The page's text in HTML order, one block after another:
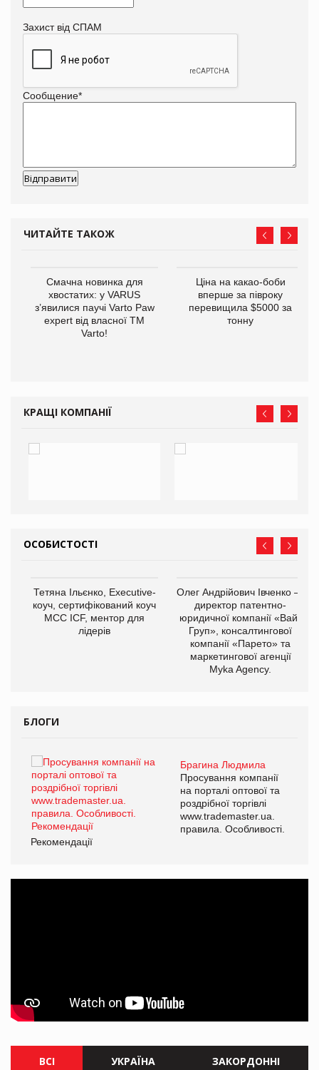
Захист від СПАМ
Сообщение*
ЧИТАЙТЕ ТАКОЖ
Смачна новинка для
хвостатих: у VARUS
з’явилися паучі Varto Paw
expert від власної ТМ
Varto!
Ціна на какао-боби
вперше за півроку
перевищила $5000 за
тонну
КРАЩІ КОМПАНІЇ
ОСОБИСТОСТІ
Тетяна Ільєнко, Executive-
коуч, сертифікований коуч
МСС ICF, ментор для
лідерів
Олег Андрійович Івченко —
директор патентно-
юридичної компанії «Вайз
Груп», консалтингової
компанії «Парето» та
маркетингової агенції
Myka Agency.
БЛОГИ
Брагина Людмила
Просування компанії
на порталі оптової та
роздрібної торгівлі
www.trademaster.ua.
правила. Особливості.
Рекомендації
ВСІ УКРАЇНА ЗАКОРДОННІ